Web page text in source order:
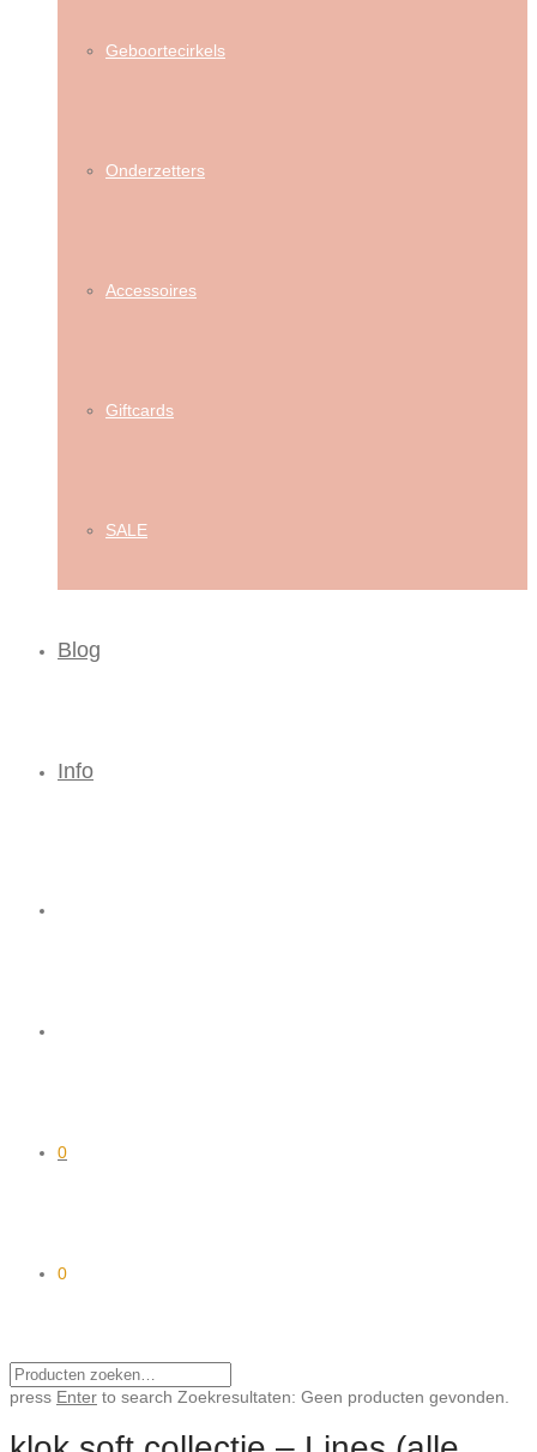
Geboortecirkels
Onderzetters
Accessoires
Giftcards
SALE
Blog
Info
0
0
press Enter to search Zoekresultaten: Geen producten gevonden.